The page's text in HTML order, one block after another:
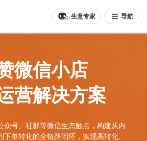
生意专家 导航
微信小店
营解决方案
众号、社群等微信生态触点，构建从内
单转化的全链路闭环，实现高转化、